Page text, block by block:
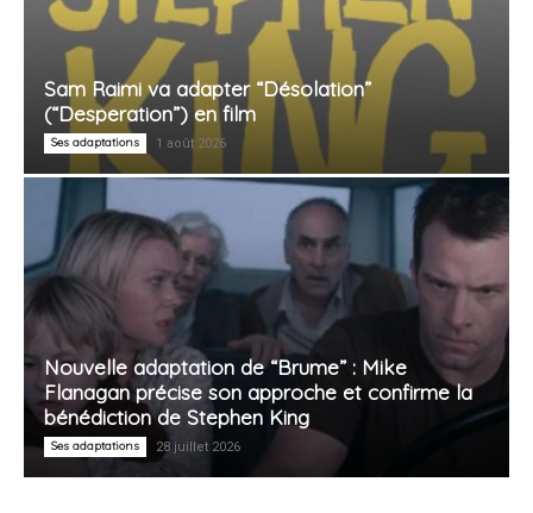
Sam Raimi va adapter “Désolation”
(“Desperation”) en film
Ses adaptations 1 août 2026
Nouvelle adaptation de “Brume” : Mike
Flanagan précise son approche et confirme la
bénédiction de Stephen King
Ses adaptations 28 juillet 2026